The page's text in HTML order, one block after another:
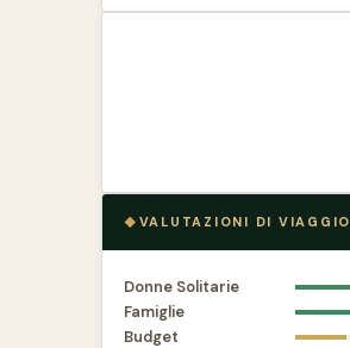
VALUTAZIONI DI VIAGGIO
Donne Solitarie
Famiglie
Budget